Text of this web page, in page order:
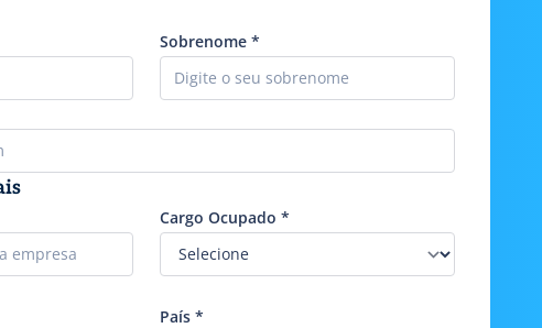
Sobrenome *
Cargo Ocupado *
País *